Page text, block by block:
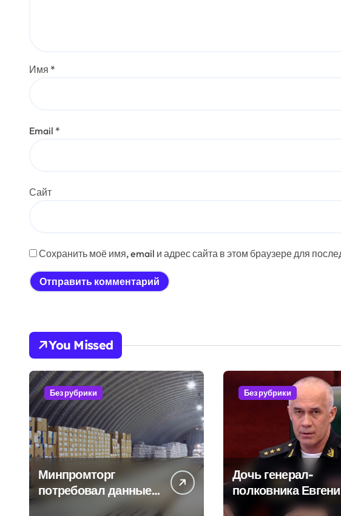
Имя *
Email *
Сайт
Сохранить моё имя, email и адрес сайта в этом браузере для
You Missed
Без рубрики
Минпромторг
потребовал данные
о складах с военной
Без рубрики
Дочь генерал-
полковника
Бурдинского